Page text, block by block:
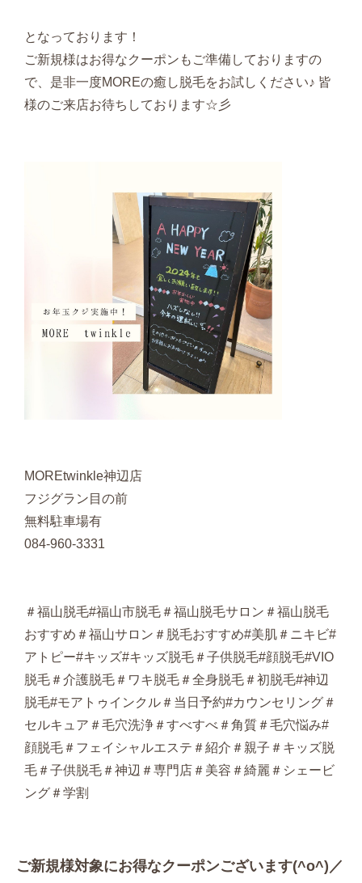
となっております！
ご新規様はお得なクーポンもご準備しておりますの
で、是非一度MOREの癒し脱毛をお試しください♪ 皆
様のご来店お待ちしております☆彡
MOREtwinkle神辺店
フジグラン目の前
無料駐車場有
084-960-3331
＃福山脱毛#福山市脱毛＃福山脱毛サロン＃福山脱毛
おすすめ＃福山サロン＃脱毛おすすめ#美肌＃ニキビ#
アトピー#キッズ#キッズ脱毛＃子供脱毛#顔脱毛#VIO
脱毛＃介護脱毛＃ワキ脱毛＃全身脱毛＃初脱毛#神辺
脱毛#モアトゥインクル＃当日予約#カウンセリング＃
セルキュア＃毛穴洗浄＃すべすべ＃角質＃毛穴悩み#
顔脱毛＃フェイシャルエステ＃紹介＃親子＃キッズ脱
毛＃子供脱毛＃神辺＃専門店＃美容＃綺麗＃シェービ
ング＃学割
ご新規様対象にお得なクーポンございます(^o^)／